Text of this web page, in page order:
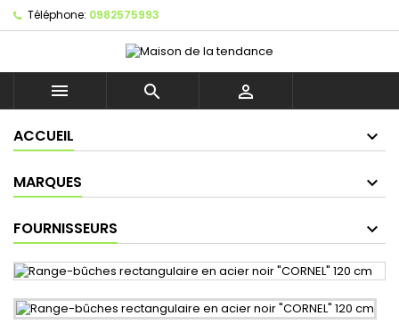
Téléphone: 0982575993
  
ACCUEIL
MARQUES
FOURNISSEURS